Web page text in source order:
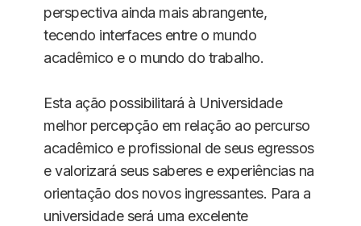
perspectiva ainda mais abrangente,
tecendo interfaces entre o mundo
acadêmico e o mundo do trabalho.
Esta ação possibilitará à Universidade
melhor percepção em relação ao percurso
acadêmico e profissional de seus egressos
e valorizará seus saberes e experiências na
orientação dos novos ingressantes. Para a
universidade será uma excelente